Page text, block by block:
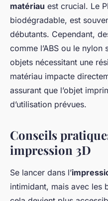
matériau est crucial. Le
biodégradable, est
débutants. Cependant,
comme l’ABS ou le
objets nécessitant une
matériau impacte
assurant que l’objet
d’utilisation prévues.
Conseils
impression 3D
Se lancer dans l’
intimidant, mais avec les